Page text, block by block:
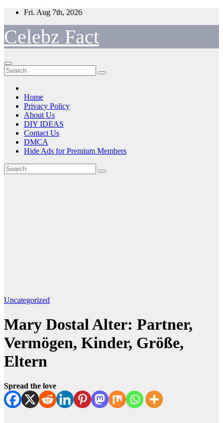
Skip
content
Fri. Aug 7th, 2026
Celebz Fact
Home
Privacy Policy
About Us
DIY IDEAS
Contact Us
DMCA
Hide Ads for Premium Members
Uncategorized
Mary Dostal Alter: Partner,
Vermögen, Kinder, Größe,
Eltern
Spread the love